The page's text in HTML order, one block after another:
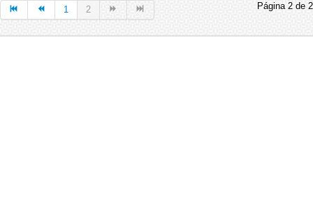
Página 2 de 2
1 2